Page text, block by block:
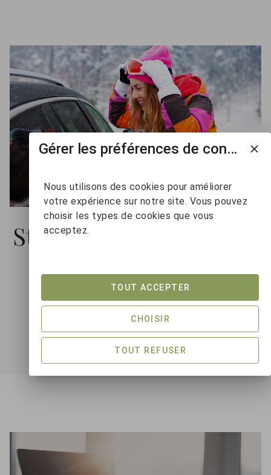
Stationnement Gratuit
Gérer les préférences de consentement
Nous utilisons des cookies pour améliorer
votre expérience sur notre site. Vous pouvez
choisir les types de cookies que vous
acceptez.
TOUT REFUSER
CHOISIR
TOUT ACCEPTER